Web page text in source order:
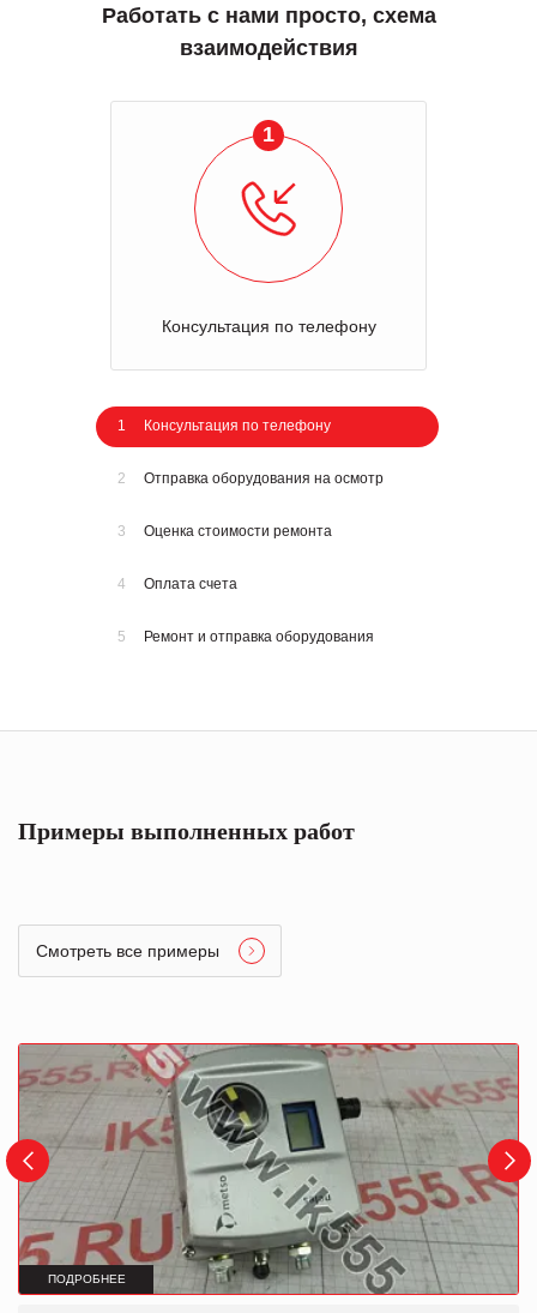
Работать с нами просто, схема
взаимодействия
1
Консультация по телефону
1 Консультация по телефону
2 Отправка оборудования на осмотр
3 Оценка стоимости ремонта
4 Оплата счета
5 Ремонт и отправка оборудования
Примеры выполненных работ
Смотреть все примеры
ПОДРОБНЕЕ